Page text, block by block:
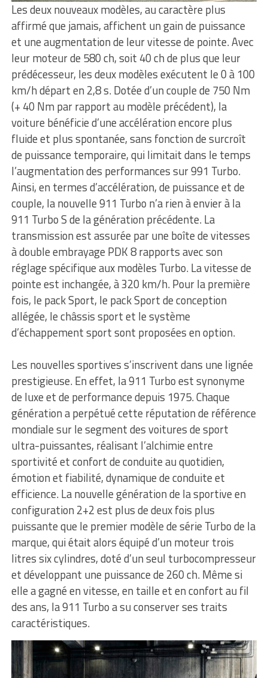
Les deux nouveaux modèles, au caractère plus
affirmé que jamais, affichent un gain de puissance
et une augmentation de leur vitesse de pointe. Avec
leur moteur de 580 ch, soit 40 ch de plus que leur
prédécesseur, les deux modèles exécutent le 0 à 100
km/h départ en 2,8 s. Dotée d’un couple de 750 Nm
(+ 40 Nm par rapport au modèle précédent), la
voiture bénéficie d’une accélération encore plus
fluide et plus spontanée, sans fonction de surcroît
de puissance temporaire, qui limitait dans le temps
l’augmentation des performances sur 991 Turbo.
Ainsi, en termes d’accélération, de puissance et de
couple, la nouvelle 911 Turbo n’a rien à envier à la
911 Turbo S de la génération précédente. La
transmission est assurée par une boîte de vitesses
à double embrayage PDK 8 rapports avec son
réglage spécifique aux modèles Turbo. La vitesse de
pointe est inchangée, à 320 km/h. Pour la première
fois, le pack Sport, le pack Sport de conception
allégée, le châssis sport et le système
d’échappement sport sont proposées en option.
Les nouvelles sportives s’inscrivent dans une lignée
prestigieuse. En effet, la 911 Turbo est synonyme
de luxe et de performance depuis 1975. Chaque
génération a perpétué cette réputation de référence
mondiale sur le segment des voitures de sport
ultra-puissantes, réalisant l’alchimie entre
sportivité et confort de conduite au quotidien,
émotion et fiabilité, dynamique de conduite et
efficience. La nouvelle génération de la sportive en
configuration 2+2 est plus de deux fois plus
puissante que le premier modèle de série Turbo de la
marque, qui était alors équipé d’un moteur trois
litres six cylindres, doté d’un seul turbocompresseur
et développant une puissance de 260 ch. Même si
elle a gagné en vitesse, en taille et en confort au fil
des ans, la 911 Turbo a su conserver ses traits
caractéristiques.